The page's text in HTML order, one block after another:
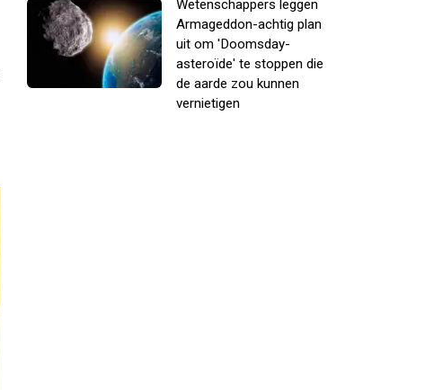
Wetenschappers leggen
Armageddon-achtig plan
uit om 'Doomsday-
asteroïde' te stoppen die
de aarde zou kunnen
vernietigen